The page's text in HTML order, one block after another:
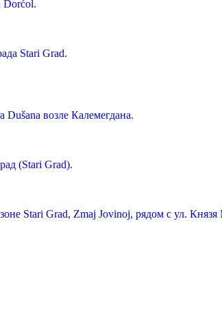
Dorćol.
Stari Grad.
Dušana возле Калемегдана.
(Stari Grad).
Stari Grad, Zmaj Jovinoj, рядом с ул.